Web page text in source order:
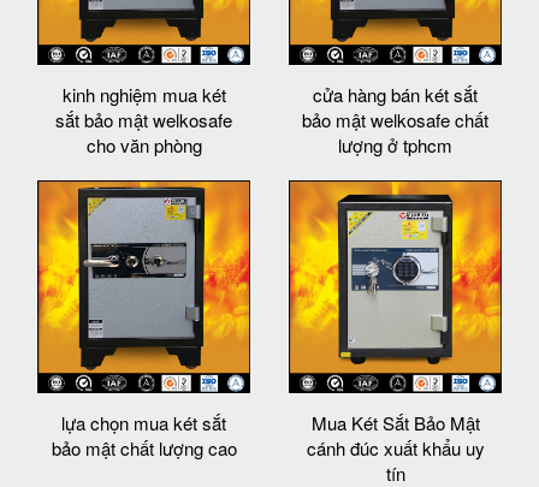
kinh nghiệm mua két
sắt bảo mật welkosafe
cho văn phòng
cửa hàng bán két sắt
bảo mật welkosafe chất
lượng ở tphcm
lựa chọn mua két sắt
bảo mật chất lượng cao
Mua Két Sắt Bảo Mật
cánh đúc xuất khẩu uy
tín